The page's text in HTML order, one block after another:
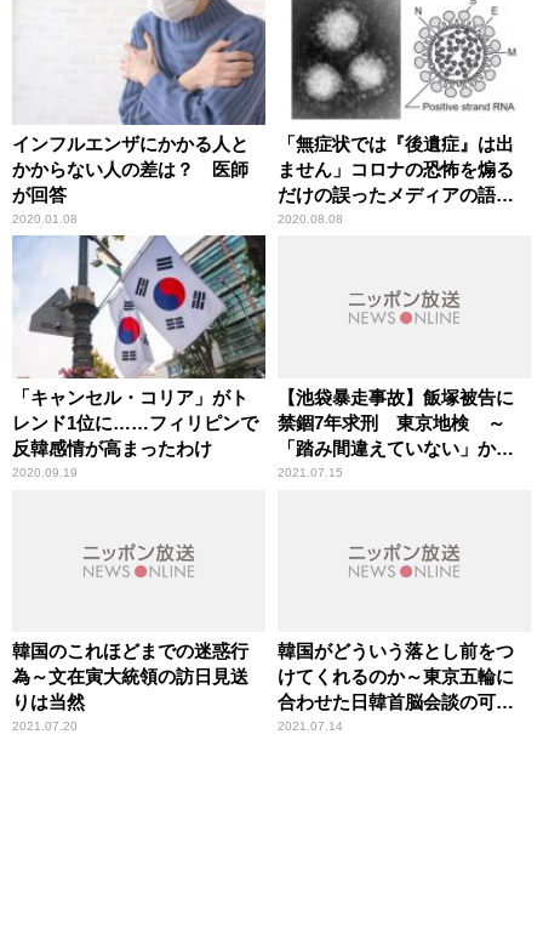
インフルエンザにかかる人と
かからない人の差は？ 医師
が回答
2020.01.08
「無症状では『後遺症』は出
ません」コロナの恐怖を煽る
だけの誤ったメディアの語法
に辛坊治郎が異議
2020.08.08
「キャンセル・コリア」がト
レンド1位に……フィリピンで
反韓感情が高まったわけ
2020.09.19
【池袋暴走事故】飯塚被告に
禁錮7年求刑 東京地検 ～
「踏み間違えていない」かど
うかは「イベントデータレコ
2021.07.15
韓国のこれほどまでの迷惑行
為～文在寅大統領の訪日見送
りは当然
2021.07.20
韓国がどういう落とし前をつ
けてくれるのか～東京五輪に
合わせた日韓首脳会談の可能
性
2021.07.14